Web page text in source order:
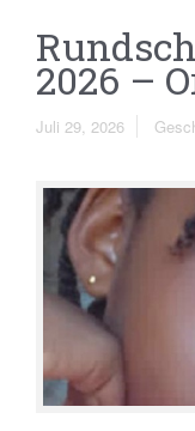
2026 –
Juli 29, 2026